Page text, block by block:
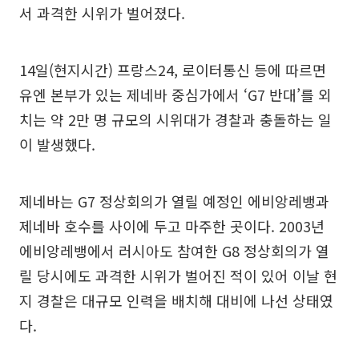
서 과격한 시위가 벌어졌다.
14일(현지시간) 프랑스24, 로이터통신 등에 따르면
유엔 본부가 있는 제네바 중심가에서 ‘G7 반대’를 외
치는 약 2만 명 규모의 시위대가 경찰과 충돌하는 일
이 발생했다.
제네바는 G7 정상회의가 열릴 예정인 에비앙레뱅과
제네바 호수를 사이에 두고 마주한 곳이다. 2003년
에비앙레뱅에서 러시아도 참여한 G8 정상회의가 열
릴 당시에도 과격한 시위가 벌어진 적이 있어 이날 현
지 경찰은 대규모 인력을 배치해 대비에 나선 상태였
다.